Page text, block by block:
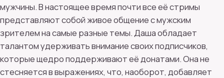
мужчины. В настоящее время почти все её стримы
представляют собой живое общение с мужским
зрителем на самые разные темы. Даша обладает
талантом удерживать внимание своих подписчиков,
которые щедро поддерживают её донатами. Она не
стесняется в выражениях, что, наоборот, добавляет